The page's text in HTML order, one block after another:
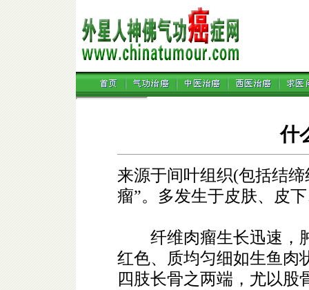
什
来源于间叶组织(包括结
瘤”。多发生于皮肤、皮
纤维肉瘤生长迅速，
红色、质均匀细如生鱼肉
四肢长骨之两端，尤以股